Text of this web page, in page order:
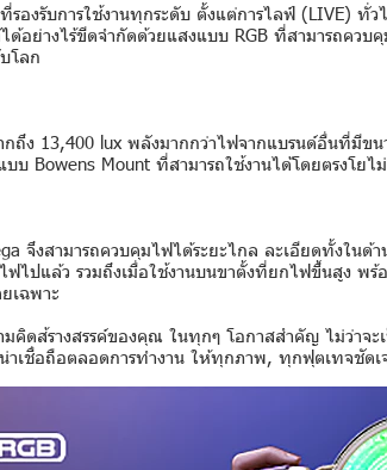
รองรับการใช้งานทุกระดับ ตั้งแต่การไลฟ์ (LIVE)
ด้อย่างไร้ขีดจำกัดด้วยแสงแบบ RGB ที่สามารถค
โลก
ถึง 13,400 lux พลังมากกว่าไฟจากแบรนด์อื่นที่มีข
บ Bowens Mount ที่สามารถใช้งานได้โดยตรงโย
จึงสามารถควบคุมไฟได้ระยะไกล ละเอียดทั้งใ
ไปแล้ว รวมถึงเมื่อใช้งานบนขาตั้งที่ยกไฟขึ้นสูง พร้
เฉพาะ
ดส้รางสรรค์ของคุณ ในทุกๆ โอกาสสำคัญ ไม่ว่าจ
เชื่อถือตลอดการทำงาน ให้ทุกภาพ, ทุกฟุตเทจชัด